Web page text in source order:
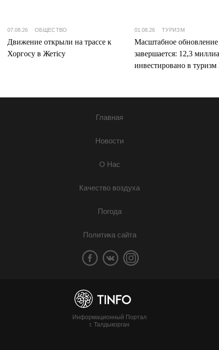
07.08.26 ОБЩЕСТВО
Движение открыли на трассе к
Хоргосу в Жетісу
01.08.26 ТУРИЗМ
Масштабное
завершается: 12,3
инвестировано в туризм
Главная
Новости
О Нас
Качество воздуха
Погода
Политика сайта
Информационный Портал
г. Талдыкорган